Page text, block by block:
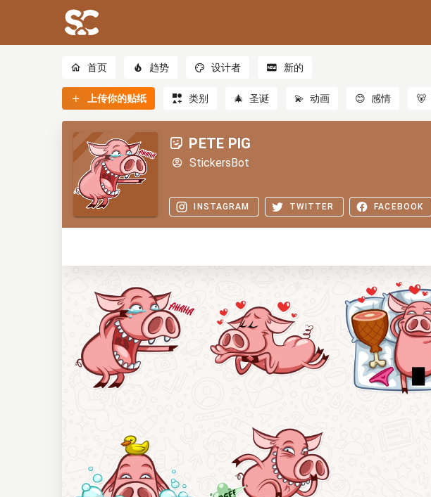
首页 趋势 设计者 新的
上传你的贴纸 类别 🎄 圣诞 💫 动画 😊 感情 🐻
PETE PIG
StickersBot
INSTAGRAM TWITTER FACEBOOK